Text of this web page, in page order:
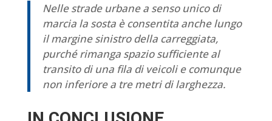
Nelle strade urbane a senso unico di
marcia la sosta è consentita anche lungo
il margine sinistro della carreggiata,
purché rimanga spazio sufficiente al
transito di una fila di veicoli e comunque
non inferiore a tre metri di larghezza.